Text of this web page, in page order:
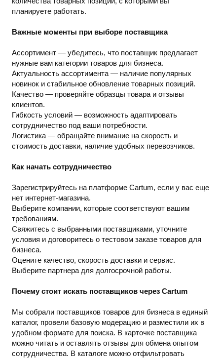
планируете работать.
Важные моменты при выборе поставщика
Ассортимент — убедитесь, что поставщик предлагает
нужные вам категории товаров для бизнеса.
Актуальность ассортимента — наличие популярных
новинок и стабильное обновление товарных позиций.
Качество — проверяйте образцы товара и отзывы
клиентов.
Гибкость условий — возможность адаптировать
сотрудничество под ваши потребности.
Логистика — обращайте внимание на скорость и
стоимость доставки, наличие удобных перевозчиков.
Как начать сотрудничество
Зарегистрируйтесь на платформе Cartum, если у вас еще
нет интернет-магазина.
Выберите компании, которые соответствуют вашим
требованиям.
Свяжитесь с выбранными поставщиками, уточните
условия и договоритесь о тестовом заказе товаров для
бизнеса.
Оцените качество, скорость доставки и сервис.
Выберите партнера для долгосрочной работы.
Почему стоит искать поставщиков через Cartum
Мы собрали поставщиков товаров для бизнеса в единый
каталог, провели базовую модерацию и разместили их в
удобном формате для поиска. В карточке поставщика
можно читать и оставлять отзывы для обмена опытом
сотрудничества. В каталоге можно отфильтровать